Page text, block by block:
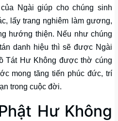
Ngài giúp cho chúng sinh
lấy trang nghiêm làm gương,
hướng thiện. Nếu như chúng
danh hiệu thì sẽ được Ngài
Tát Hư Không được thờ cúng
mong tăng tiến phúc đức, trí
trong cuộc đời.
Hư Không